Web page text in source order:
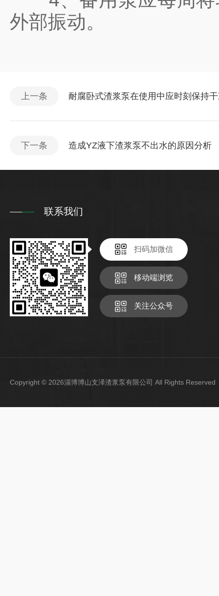
外部振动。
上一条 耐腐卧式渣浆泵在使用中应时刻保持
下一条 造成YZ液下渣浆泵不出水的原因分析
联系我们
扫码加微信
移动端浏览
关注公众号
Copyright © 2026淄博博山支泽渣浆泵有限公司 All Rights